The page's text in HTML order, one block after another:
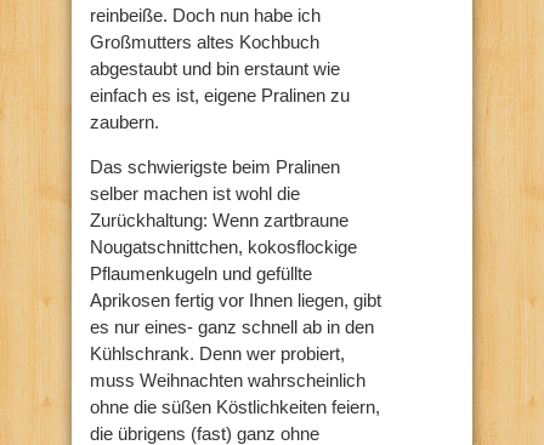
reinbeiße. Doch nun habe ich
Großmutters altes Kochbuch
abgestaubt und bin erstaunt wie
einfach es ist, eigene Pralinen zu
zaubern.
Das schwierigste beim Pralinen
selber machen ist wohl die
Zurückhaltung: Wenn zartbraune
Nougatschnittchen, kokosflockige
Pflaumenkugeln und gefüllte
Aprikosen fertig vor Ihnen liegen, gibt
es nur eines- ganz schnell ab in den
Kühlschrank. Denn wer probiert,
muss Weihnachten wahrscheinlich
ohne die süßen Köstlichkeiten feiern,
die übrigens (fast) ganz ohne